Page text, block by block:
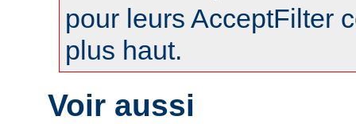
pour leurs AcceptFilter
plus haut.
Voir aussi